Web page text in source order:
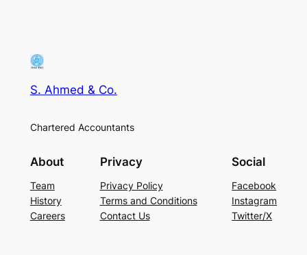
S. Ahmed & Co.
Chartered Accountants
About
Team
History
Careers
Privacy
Privacy Policy
Terms and Conditions
Contact Us
Social
Facebook
Instagram
Twitter/X